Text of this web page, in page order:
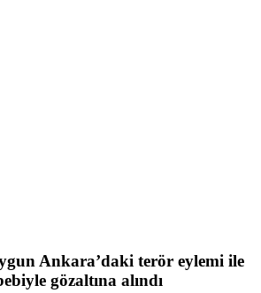
Ankara’daki terör eylemi ile
gözaltına alındı